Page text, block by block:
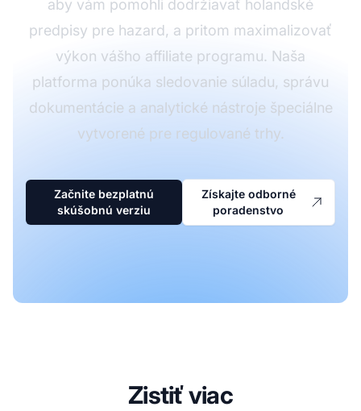
aby vám pomohli dodržiavať holandské
predpisy pre hazard, a pritom maximalizovať
výkon vášho affiliate programu. Naša
platforma ponúka sledovanie súladu, správu
dokumentácie a analytické nástroje špeciálne
vytvorené pre regulované trhy.
Začnite bezplatnú
skúšobnú verziu
Získajte odborné
poradenstvo
Zistiť viac